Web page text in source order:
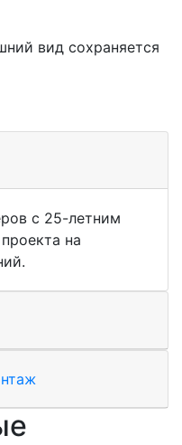
вид сохраняется
с 25-летним
на